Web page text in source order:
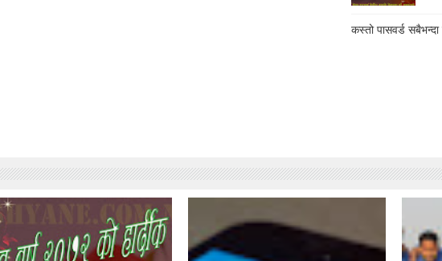
कस्तो पासवर्ड सबैभन्दा